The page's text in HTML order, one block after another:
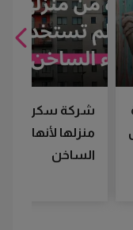
شركة سكن
منزلها لأنها لم
الساخن